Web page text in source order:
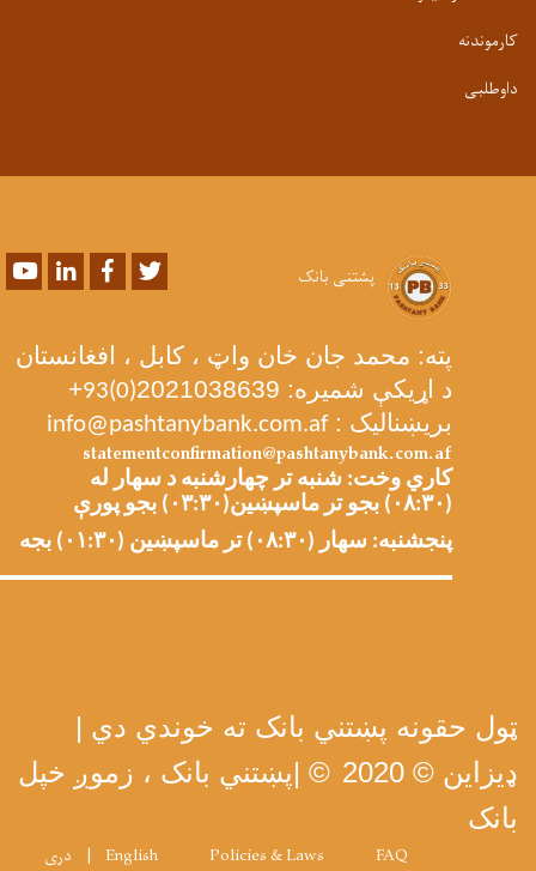
کارموندنه
داوطلبی
پشتنی بانک YoutubeLinkedInFacebook
پته: محمد جان خان واټ ، کابل ، افغانستان
د اړیکې شمیره: 2021038639
93(0)
+
بریښنالیک :info@pashtanybank.com.af
statementconfirmation@pashtanybank.com.af
کاري وخت: شنبه تر چهارشنبه د سهار له
(۰۸:۳۰) بجو تر ماسپښین(۰۳:۳۰) بجو پورې
پنجشنبه: سهار (۰۸:۳۰) تر ماسپښین (۰۱:۳۰) بجه
ټول حقونه پښتني بانک ته خوندي دي |
ډیزاین © 2020
| ©پښتني بانک ، زموږ خپل
بانک
FAQ
Policies & Laws
English دری